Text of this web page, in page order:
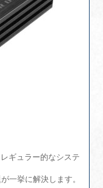
ギュラー的なシステ
一挙に解決します。